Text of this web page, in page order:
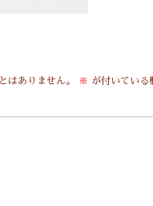
はありません。 ※ が付いている